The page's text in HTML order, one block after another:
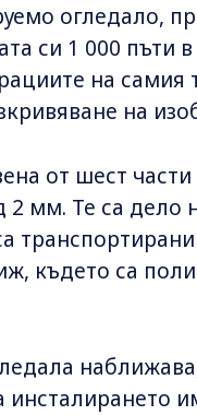
огледало,
си 1 000 пъти в
на самия
на
от шест
мм. Те са дело
където са
инсталирането